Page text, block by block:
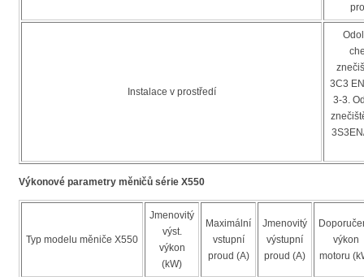
Instalace v prostředí
3C3
3-3.
Výkonové parametry měničů série X550
Typ modelu měniče X550
Jmenovitý
výst.
výkon
(kW)
Maximální
vstupní
proud (A)
Jmenovitý
výstupní
proud (A)
výkon
motoru